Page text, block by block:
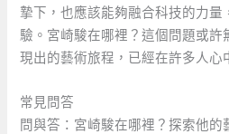
摯下，也應該能夠融合科技的力量
驗。宮崎駿在哪裡？這個問題或許
現出的藝術旅程，已經在許多人心
常見問答
問與答：宮崎駿在哪裡？探索他的